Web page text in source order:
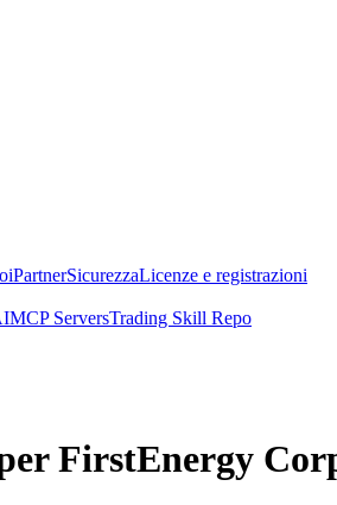
PartnerSicurezzaLicenze e registrazioni
MCP ServersTrading Skill Repo
FirstEnergy